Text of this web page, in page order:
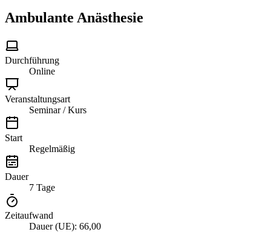
Ambulante Anästhesie
Durchführung
Online
Veranstaltungsart
Seminar / Kurs
Start
Regelmäßig
Dauer
7 Tage
Zeitaufwand
Dauer (UE): 66,00